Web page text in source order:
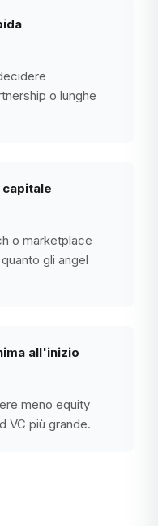
o lunghe
o marketplace
gli angel
all'inizio
meno equity
VC più grande.